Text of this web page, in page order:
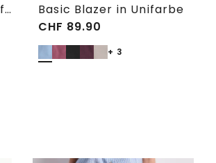
Blazer im langen und offenen Schnitt
Basic Blazer in Unifarbe
CHF 89.90
+ 3